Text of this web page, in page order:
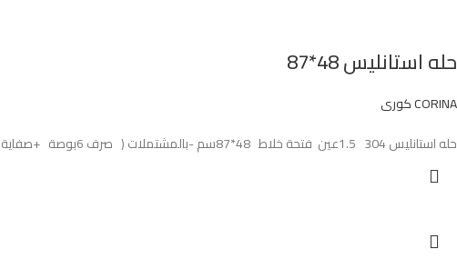
حله استانليس 48*87
CORINA كورى
حله استانليس 304 1.5عين فتحة خلاط 48*87سم -بالمشتملات ( صرف 6بوصة +صفاية اطباق +صفاية منظفات + طقم التثيت) CORINA كورى